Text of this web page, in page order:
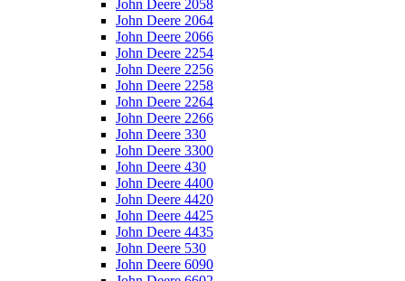
John Deere 2058
John Deere 2064
John Deere 2066
John Deere 2254
John Deere 2256
John Deere 2258
John Deere 2264
John Deere 2266
John Deere 330
John Deere 3300
John Deere 430
John Deere 4400
John Deere 4420
John Deere 4425
John Deere 4435
John Deere 530
John Deere 6090